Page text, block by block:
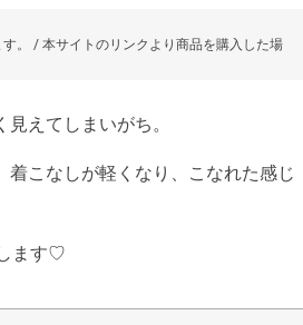
。 / 本サイトのリンクより商品を購入した場
えてしまいがち。
こなしが軽くなり、こなれた感じ
ます♡